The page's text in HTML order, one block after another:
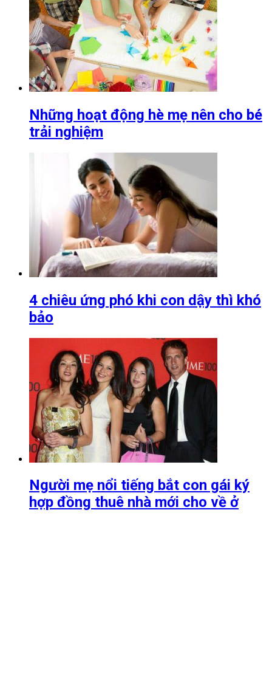
Những hoạt động hè mẹ nên cho bé
trải nghiệm
4 chiêu ứng phó khi con dậy thì khó
bảo
Người mẹ nổi tiếng bắt con gái ký
hợp đồng thuê nhà mới cho về ở